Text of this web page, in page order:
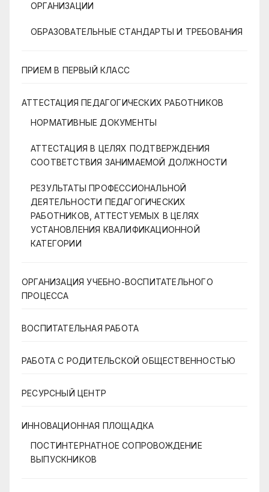
ОРГАНИЗАЦИИ
ОБРАЗОВАТЕЛЬНЫЕ СТАНДАРТЫ И ТРЕБОВАНИЯ
ПРИЕМ В ПЕРВЫЙ КЛАСС
АТТЕСТАЦИЯ ПЕДАГОГИЧЕСКИХ РАБОТНИКОВ
НОРМАТИВНЫЕ ДОКУМЕНТЫ
АТТЕСТАЦИЯ В ЦЕЛЯХ ПОДТВЕРЖДЕНИЯ
СООТВЕТСТВИЯ ЗАНИМАЕМОЙ ДОЛЖНОСТИ
РЕЗУЛЬТАТЫ ПРОФЕССИОНАЛЬНОЙ
ДЕЯТЕЛЬНОСТИ ПЕДАГОГИЧЕСКИХ
РАБОТНИКОВ, АТТЕСТУЕМЫХ В ЦЕЛЯХ
УСТАНОВЛЕНИЯ КВАЛИФИКАЦИОННОЙ
КАТЕГОРИИ
ОРГАНИЗАЦИЯ УЧЕБНО-ВОСПИТАТЕЛЬНОГО
ПРОЦЕССА
ВОСПИТАТЕЛЬНАЯ РАБОТА
РАБОТА С РОДИТЕЛЬСКОЙ ОБЩЕСТВЕННОСТЬЮ
РЕСУРСНЫЙ ЦЕНТР
ИННОВАЦИОННАЯ ПЛОЩАДКА
ПОСТИНТЕРНАТНОЕ СОПРОВОЖДЕНИЕ
ВЫПУСКНИКОВ